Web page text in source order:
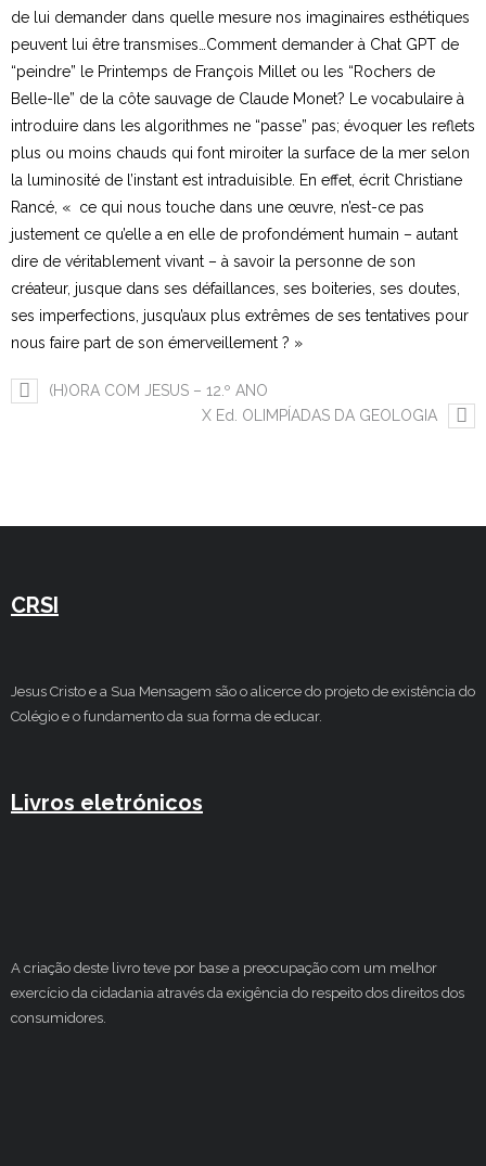
de lui demander dans quelle mesure nos imaginaires esthétiques
peuvent lui être transmises…Comment demander à Chat GPT de
“peindre” le Printemps de François Millet ou les “Rochers de
Belle-Ile” de la côte sauvage de Claude Monet? Le vocabulaire à
introduire dans les algorithmes ne “passe” pas; évoquer les reflets
plus ou moins chauds qui font miroiter la surface de la mer selon
la luminosité de l’instant est intraduisible. En effet, écrit Christiane
Rancé, « ce qui nous touche dans une œuvre, n’est-ce pas
justement ce qu’elle a en elle de profondément humain – autant
dire de véritablement vivant – à savoir la personne de son
créateur, jusque dans ses défaillances, ses boiteries, ses doutes,
ses imperfections, jusqu’aux plus extrêmes de ses tentatives pour
nous faire part de son émerveillement ? »
(H)ORA COM JESUS – 12.º ANO
X Ed. OLIMPÍADAS DA GEOLOGIA
CRSI
Jesus Cristo e a Sua Mensagem são o alicerce do projeto de existência do
Colégio e o fundamento da sua forma de educar.
Livros eletrónicos
A criação deste livro teve por base a preocupação com um melhor
exercício da cidadania através da exigência do respeito dos direitos dos
consumidores.